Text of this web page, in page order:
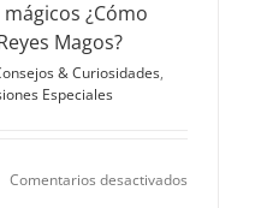
¿Cómo
Magos?
& Curiosidades,
Especiales
Comentarios desactivados